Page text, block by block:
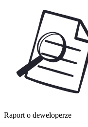
Raport o deweloperze